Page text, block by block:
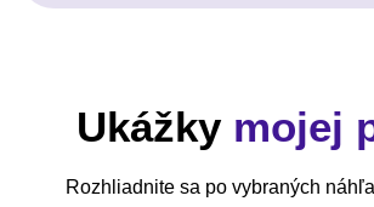
Ukážkymojej
Rozhliadnite sa po vybraných